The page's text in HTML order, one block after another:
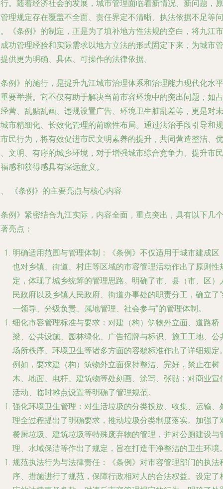
。随着经济社会的发展，城市管理面临着新情况、新问题，原
理规定存在覆盖不全面、责任界定不清晰、执法依据不足等问
《条例》的制定，正是为了填补地方性法规的空白，将九江市
功管理经验和实际需求以地方立法的形式固定下来，为城市管
供更为明确、具体、可操作的法律依据。
例》的施行，是提升九江城市治理体系和治理能力现代化水平
要举措。它不仅有助于解决当前市容环境中的突出问题，如占
营、乱贴乱画、违规设置广告、环境卫生脏乱差等，更是对未
市精细化、长效化管理的前瞻性布局。通过法治手段引导和规
民行为，将有效促进市民文明素养的提升，共同营造整洁、优
文明、有序的城乡环境，对于增强城市综合竞争力、提升市民
感和获得感具有深远意义。
《条例》的主要亮点与核心内容
例》紧密结合九江实际，内容全面，重点突出，具有以下几个
亮点：
明确适用范围与管理体制 ：《条例》不仅适用于城市建成区
也对乡镇、街道、村庄等区域的市容管理活动作出了原则性
定，体现了城乡统筹的管理思路。明确了市、县（市、区）
民政府以及乡镇人民政府、街道办事处的职责分工，确立了
一领导、分级负责、属地管理、社会参与”的管理体制。
细化市容管理标准与要求 ：对建（构）筑物外立面、道路桥
梁、公共设施、园林绿化、广告招牌与标识、施工工地、公
场所秩序、环境卫生等诸多方面的容貌标准作出了详细规定
例如，要求建（构）筑物外立面保持整洁、完好，禁止在树
木、地面、电杆、建筑物等处刻画、涂写、张贴；对商业宣
活动、临时摊点设置等明确了管理规范。
强化环境卫生管理 ：对生活垃圾的分类投放、收集、运输、
理全过程提出了明确要求，推动垃圾分类制度落实。加强了
餐厨垃圾、建筑垃圾等特殊废弃物的管理，并对公厕建设与
理、水域保洁等作出了规定，旨在打造干净整洁的卫生环境
规范执法行为与法律责任 ：《条例》对市容管理部门的执法
序、措施进行了规范，保障行政相对人的合法权益。设定了